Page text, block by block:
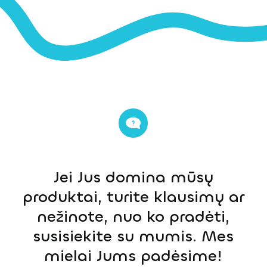
Jei Jus domina mūsų
produktai, turite klausimų ar
nežinote, nuo ko pradėti,
susisiekite su mumis. Mes
mielai Jums padėsime!